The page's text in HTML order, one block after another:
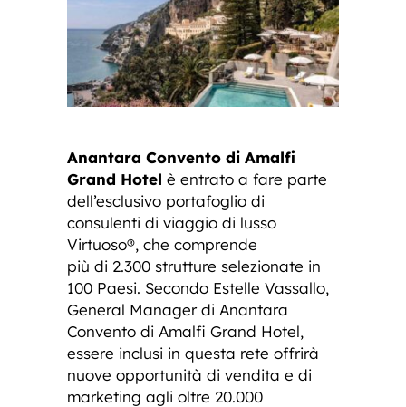
Anantara Convento di Amalfi
Grand Hotel è entrato a fare parte
dell’esclusivo portafoglio di
consulenti di viaggio di lusso
Virtuoso®, che comprende
più di 2.300 strutture selezionate in
100 Paesi. Secondo Estelle Vassallo,
General Manager di Anantara
Convento di Amalfi Grand Hotel,
essere inclusi in questa rete offrirà
nuove opportunità di vendita e di
marketing agli oltre 20.000